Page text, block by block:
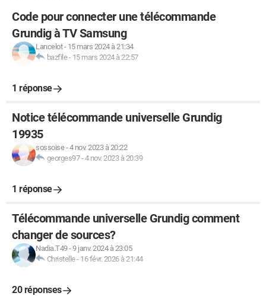
Code pour connecter une télécommande
Grundig à TV Samsung
Lancelot- 15 mars 2024 à 21:34
bazfile- 15 mars 2024 à 22:57
1 réponse
Notice télécommande universelle Grundig
19935
sossoise-4 nov. 2023 à 20:22
georges97-4 nov. 2023 à 20:39
1 réponse
Télécommande universelle Grundig comment
changer de sources?
Nadia.T49-9 janv. 2024 à 23:05
Christelle- 16 févr. 2026 à 21:44
20 réponses